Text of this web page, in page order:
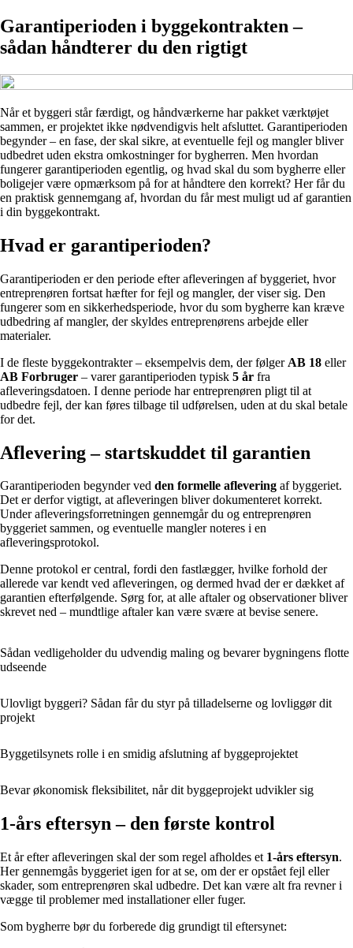
Garantiperioden i byggekontrakten –
sådan håndterer du den rigtigt
Når et byggeri står færdigt, og håndværkerne har pakket værktøjet
sammen, er projektet ikke nødvendigvis helt afsluttet. Garantiperioden
begynder – en fase, der skal sikre, at eventuelle fejl og mangler bliver
udbedret uden ekstra omkostninger for bygherren. Men hvordan
fungerer garantiperioden egentlig, og hvad skal du som bygherre eller
boligejer være opmærksom på for at håndtere den korrekt? Her får du
en praktisk gennemgang af, hvordan du får mest muligt ud af garantien
i din byggekontrakt.
Hvad er garantiperioden?
Garantiperioden er den periode efter afleveringen af byggeriet, hvor
entreprenøren fortsat hæfter for fejl og mangler, der viser sig. Den
fungerer som en sikkerhedsperiode, hvor du som bygherre kan kræve
udbedring af mangler, der skyldes entreprenørens arbejde eller
materialer.
I de fleste byggekontrakter – eksempelvis dem, der følger AB 18 eller
AB Forbruger – varer garantiperioden typisk 5 år fra
afleveringsdatoen. I denne periode har entreprenøren pligt til at
udbedre fejl, der kan føres tilbage til udførelsen, uden at du skal betale
for det.
Aflevering – startskuddet til garantien
Garantiperioden begynder ved den formelle aflevering af byggeriet.
Det er derfor vigtigt, at afleveringen bliver dokumenteret korrekt.
Under afleveringsforretningen gennemgår du og entreprenøren
byggeriet sammen, og eventuelle mangler noteres i en
afleveringsprotokol.
Denne protokol er central, fordi den fastlægger, hvilke forhold der
allerede var kendt ved afleveringen, og dermed hvad der er dækket af
garantien efterfølgende. Sørg for, at alle aftaler og observationer bliver
skrevet ned – mundtlige aftaler kan være svære at bevise senere.
Sådan vedligeholder du udvendig maling og bevarer bygningens flotte
udseende
Ulovligt byggeri? Sådan får du styr på tilladelserne og lovliggør dit
projekt
Byggetilsynets rolle i en smidig afslutning af byggeprojektet
Bevar økonomisk fleksibilitet, når dit byggeprojekt udvikler sig
1-års eftersyn – den første kontrol
Et år efter afleveringen skal der som regel afholdes et 1-års eftersyn.
Her gennemgås byggeriet igen for at se, om der er opstået fejl eller
skader, som entreprenøren skal udbedre. Det kan være alt fra revner i
vægge til problemer med installationer eller fuger.
Som bygherre bør du forberede dig grundigt til eftersynet: